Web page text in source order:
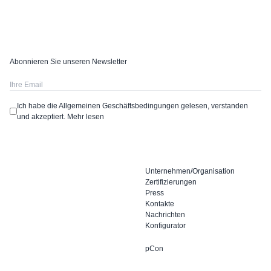
Unternehmen/Organisation
Zertifizierungen
Press
Kontakte
Nachrichten
Konfigurator
pCon
Abonnieren Sie unseren Newsletter
Ich habe die Allgemeinen Geschäftsbedingungen gelesen, verstanden
und akzeptiert. Mehr lesen